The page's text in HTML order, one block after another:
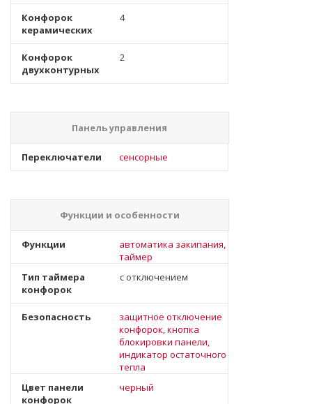
Конфорок
керамических
4
Конфорок
двухконтурных
2
Панель управления
Переключатели сенсорные
Функции и особенности
Функции
автоматика закипания,
таймер
Тип таймера
конфорок
с отключением
Безопасность
защитное отключение
конфорок, кнопка
блокировки панели,
индикатор остаточного
тепла
Цвет панели
конфорок
черный